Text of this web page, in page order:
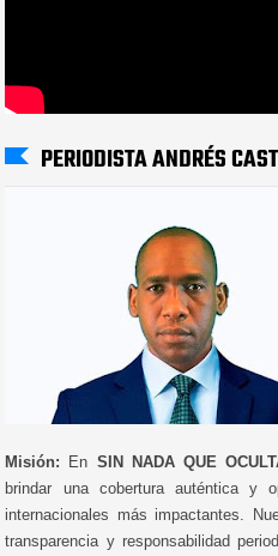
PERIODISTA ANDRÉS
Misión: En SIN NADA QUE
brindar una cobertura auténtica y
internacionales más impactantes.
transparencia y responsabilidad